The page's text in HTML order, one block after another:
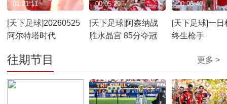
[天下足球]20260525
阿尔特塔时代
01:21:11
[天下足球]阿森纳战
胜水晶宫 85分夺冠
00:05:29
[天下足球]一日
终生枪手
00:05:40
往期节目 更多 >